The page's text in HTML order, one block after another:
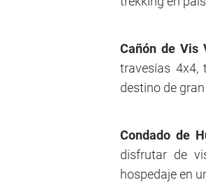
Cañón de Vis
travesías 4x4,
destino de
Condado de
disfrutar de
hospedaje en